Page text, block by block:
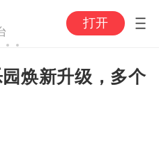
打开
焕新升级，多个